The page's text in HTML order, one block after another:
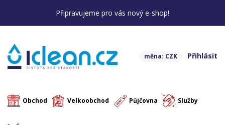
Připravujeme pro vás nový e-shop!
Přihlásit
měna: CZK
Obchod Velkoobchod Půjčovna Služby